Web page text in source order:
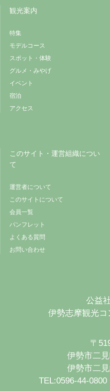
観光案内
特集
モデルコース
スポット・体験
グルメ・みやげ
イベント
宿泊
アクセス
このサイト・運営組織につい
て
運営者について
このサイトについて
会員一覧
パンフレット
よくある質問
お問い合わせ
公益
伊勢志摩観光
〒
伊勢市二
伊勢市二
TEL:0596-44-